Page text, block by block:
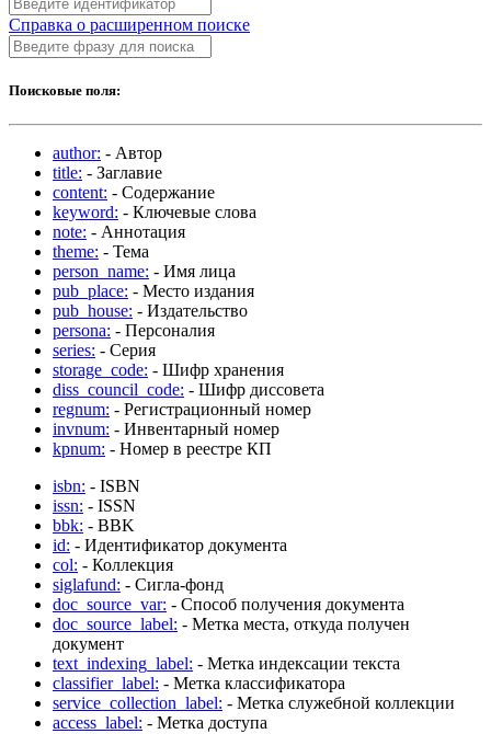
Справка о расширенном поиске
Поисковые поля:
author: - Автор
title: - Заглавие
content: - Содержание
keyword: - Ключевые слова
note: - Аннотация
theme: - Тема
person_name: - Имя лица
pub_place: - Место издания
pub_house: - Издательство
persona: - Персоналия
series: - Серия
storage_code: - Шифр хранения
diss_council_code: - Шифр диссовета
regnum: - Регистрационный номер
invnum: - Инвентарный номер
kpnum: - Номер в реестре КП
isbn: - ISBN
issn: - ISSN
bbk: - BBK
id: - Идентификатор документа
col: - Коллекция
siglafund: - Сигла-фонд
doc_source_var: - Способ получения документа
doc_source_label: - Метка места, откуда получен
документ
text_indexing_label: - Метка индексации текста
classifier_label: - Метка классификатора
service_collection_label: - Метка служебной коллекции
access_label: - Метка доступа